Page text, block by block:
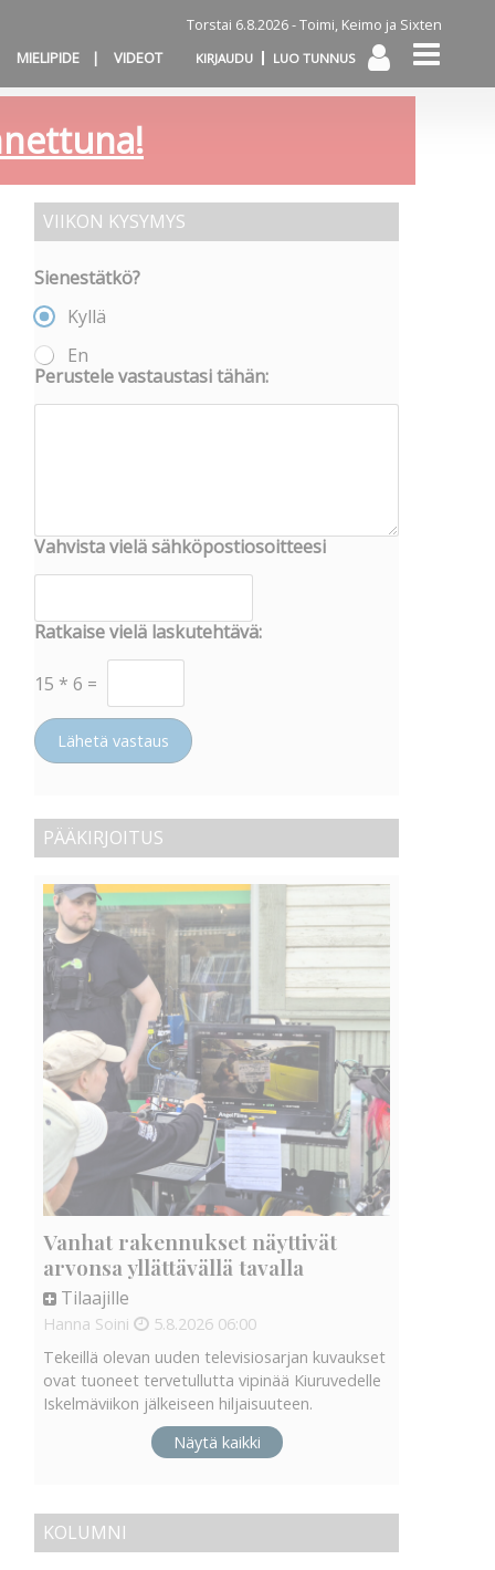
Torstai 6.8.2026 -Toimi, Keimo ja Sixten
MIELIPIDE
VIDEOT KIRJAUDU LUO TUNNUS
VIIKON KYSYMYS
Sienestätkö?
Kyllä
En
Perustele vastaustasi tähän:
Vahvista vielä sähköpostiosoitteesi
Ratkaise vielä laskutehtävä:
15 * 6 =
Lähetä vastaus
PÄÄKIRJOITUS
Vanhat rakennukset näyttivät
arvonsa yllättävällä tavalla
Tilaajille
Hanna Soini 5.8.2026 06:00
Tekeillä olevan uuden televisiosarjan kuvaukset
ovat tuoneet tervetullutta vipinää Kiuruvedelle
Iskelmäviikon jälkeiseen hiljaisuuteen.
Näytä kaikki
KOLUMNI